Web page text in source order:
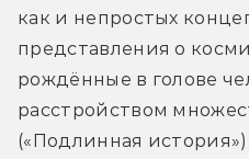
как и непростых
представления о
рождённые в голове
расстройством
(«Подлинная